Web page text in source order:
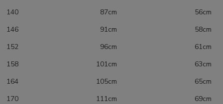
140 87cm 56cm
146 91cm 58cm
152 96cm 61cm
158 101cm 63cm
164 105cm 65cm
170 111cm 69cm